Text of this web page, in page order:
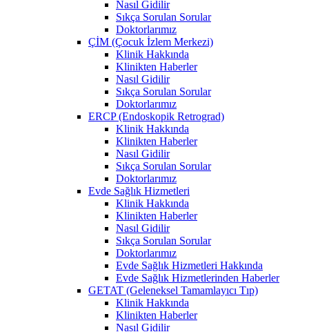
Nasıl Gidilir
Sıkça Sorulan Sorular
Doktorlarımız
ÇİM (Çocuk İzlem Merkezi)
Klinik Hakkında
Klinikten Haberler
Nasıl Gidilir
Sıkça Sorulan Sorular
Doktorlarımız
ERCP (Endoskopik Retrograd)
Klinik Hakkında
Klinikten Haberler
Nasıl Gidilir
Sıkça Sorulan Sorular
Doktorlarımız
Evde Sağlık Hizmetleri
Klinik Hakkında
Klinikten Haberler
Nasıl Gidilir
Sıkça Sorulan Sorular
Doktorlarımız
Evde Sağlık Hizmetleri Hakkında
Evde Sağlık Hizmetlerinden Haberler
GETAT (Geleneksel Tamamlayıcı Tıp)
Klinik Hakkında
Klinikten Haberler
Nasıl Gidilir